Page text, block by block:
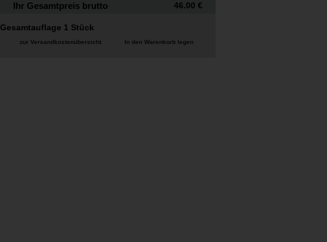
Ihr Gesamtpreis brutto 46.00 €
Gesamtauflage 1 Stück
zur Versandkostenübersicht